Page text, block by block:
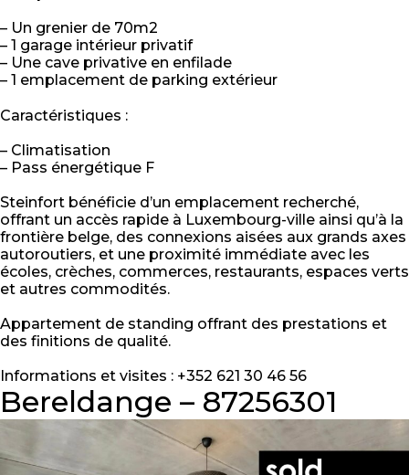
– Un grenier de 70m2
– 1 garage intérieur privatif
– Une cave privative en enfilade
– 1 emplacement de parking extérieur
Caractéristiques :
– Climatisation
– Pass énergétique F
Steinfort bénéficie d’un emplacement recherché,
offrant un accès rapide à Luxembourg-ville ainsi qu’à la
frontière belge, des connexions aisées aux grands axes
autoroutiers, et une proximité immédiate avec les
écoles, crèches, commerces, restaurants, espaces verts
et autres commodités.
Appartement de standing offrant des prestations et
des finitions de qualité.
Informations et visites : +352 621 30 46 56
Bereldange – 87256301